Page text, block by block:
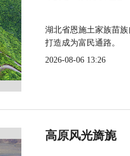
湖北省恩施土家族苗
打造成为富民通路。
2026-08-06 13:26
高原风光旖旎